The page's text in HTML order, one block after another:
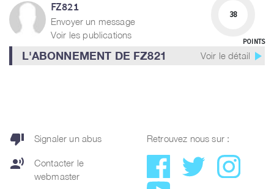
FZ821
Envoyer un message
Voir les publications
38
POINTS
L'ABONNEMENT DE FZ821 Voir le détail play_arrow
thumb_down Signaler un abus
record_voice_over
Contacter le
webmaster
Retrouvez nous sur :